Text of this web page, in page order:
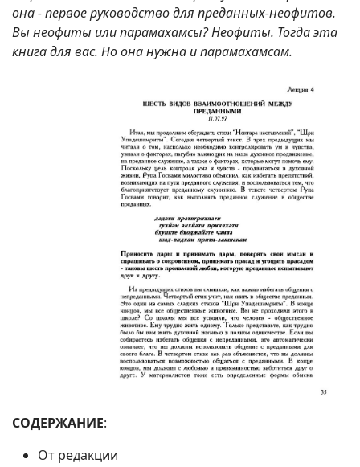
она - первое руководство для преданных-неофитов.
Вы неофиты или парамахамсы? Неофиты. Тогда эта
книга для вас. Но она нужна и парамахамсам.
СОДЕРЖАНИЕ:
От редакции